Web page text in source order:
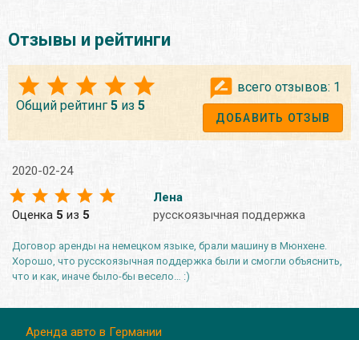
Отзывы и рейтинги
Общий рейтинг 5 из 5
всего отзывов: 1
ДОБАВИТЬ ОТЗЫВ
2020-02-24
Оценка 5 из 5
Лена
русскоязычная поддержка
Договор аренды на немецком языке, брали машину в Мюнхене.
Хорошо, что русскоязычная поддержка были и смогли объяснить,
что и как, иначе было-бы весело… :)
Аренда авто в Германии